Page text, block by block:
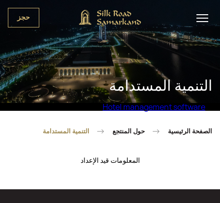
حجز
التنمية المستدامة
Hotel management software
الصفحة الرئيسية حول المنتجع التنمية المستدامة
المعلومات قيد الإعداد